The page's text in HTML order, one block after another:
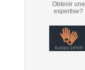
Obtenir une
expertise?